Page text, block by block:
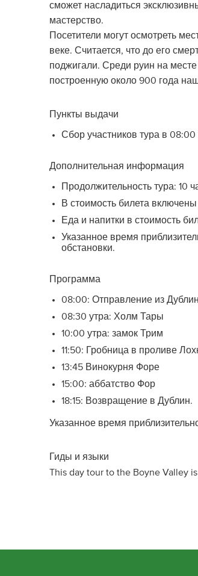
сможет насладиться
мастерство.
Посетители могут осмотреть
веке. Считается, что до его
поджигали. Среди руин на
построенную около 900 года
Пункты выдачи
Сбор участников тура в
Дополнительная информация
Продолжительность тура: 10
В стоимость билета
Еда и напитки в стоимость
Указанное время
обстановки.
Программа
08:00: Отправление из
08:30 утра: Холм Тары
10:00 утра: замок Трим
11:50: Гробница в проливе
13:45 Винокурня Форе
15:00: аббатство Фор
18:15: Возвращение в Дублин.
Указанное время
Гиды и языки
This day tour to the Boyne Valley